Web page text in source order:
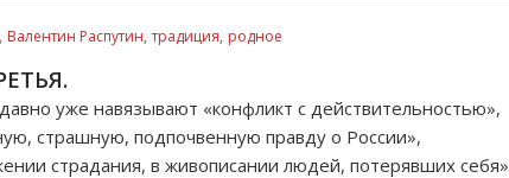
Валентин Распутин, традиция, родное
уже навязывают «конфликт с действительностью»,
страшную, подпочвенную правду о России»,
страдания, в живописании людей, потерявших себя»